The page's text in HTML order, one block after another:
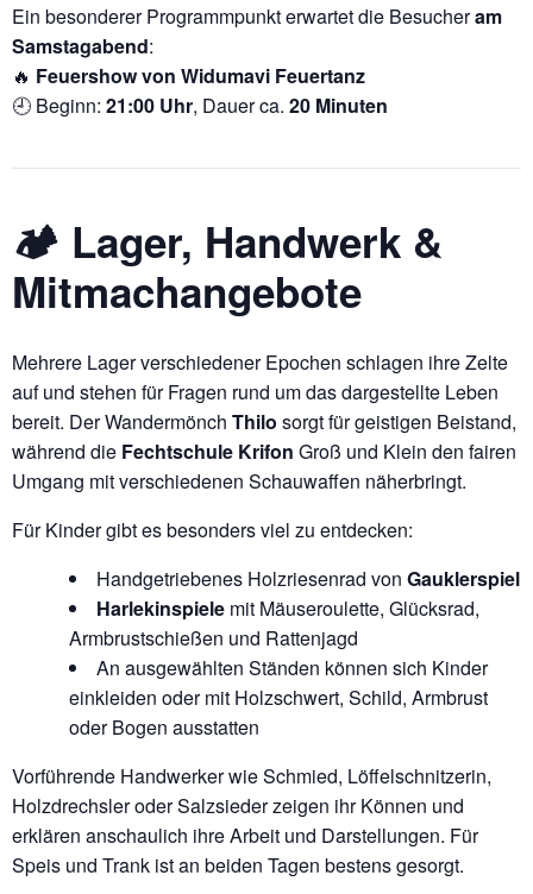
Ein besonderer Programmpunkt erwartet die Besucheram
Samstagabend:
🔥 Feuershow von Widumavi Feuertanz
🕘 Beginn: 21:00 Uhr, Dauer ca. 20 Minuten
🏕️ Lager, Handwerk &
Mitmachangebote
Mehrere Lager verschiedener Epochen schlagen ihre Zelte
auf und stehen für Fragen rund um das dargestellte Leben
bereit. Der Wandermönch Thilo sorgt für geistigen Beistand,
während die Fechtschule Krifon Groß und Klein den fairen
Umgang mit verschiedenen Schauwaffen näherbringt.
Für Kinder gibt es besonders viel zu entdecken:
Handgetriebenes Holzriesenrad von Gauklerspiel
Harlekinspiele mit Mäuseroulette, Glücksrad,
Armbrustschießen und Rattenjagd
An ausgewählten Ständen können sich Kinder
einkleiden oder mit Holzschwert, Schild, Armbrust
oder Bogen ausstatten
Vorführende Handwerker wie Schmied, Löffelschnitzerin,
Holzdrechsler oder Salzsieder zeigen ihr Können und
erklären anschaulich ihre Arbeit und Darstellungen. Für
Speis und Trank ist an beiden Tagen bestens gesorgt.